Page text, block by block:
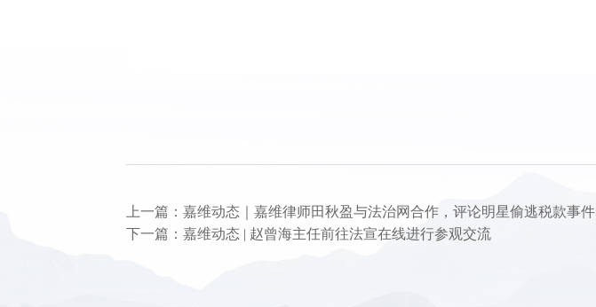
上一篇：嘉维动态｜嘉维律师田秋盈与法治网合作，评论明星偷逃税款事件
下一篇：嘉维动态 | 赵曾海主任前往法宣在线进行参观交流